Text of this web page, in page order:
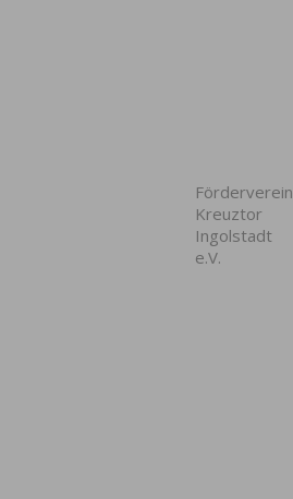
Förderverein
Kreuztor
Ingolstadt
e.V.